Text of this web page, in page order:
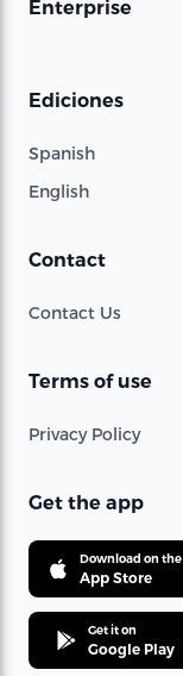
Enterprise
Ediciones
Spanish
English
Contact
Contact Us
Terms of use
Privacy Policy
Get the app
Download on the
App Store
Get it on
Google Play